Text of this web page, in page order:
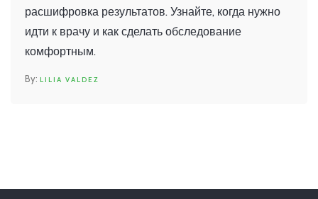
расшифровка результатов. Узнайте, когда нужно
идти к врачу и как сделать обследование
комфортным.
LILIA VALDEZ